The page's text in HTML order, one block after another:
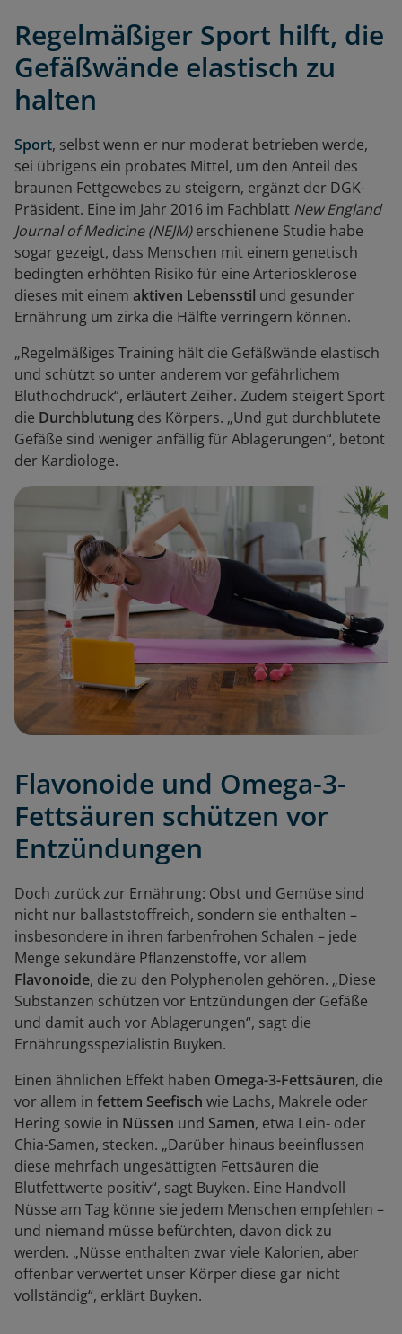
Regelmäßiger Sport hilft, die
Gefäßwände elastisch zu
halten
Sport, selbst wenn er nur moderat betrieben werde,
sei übrigens ein probates Mittel, um den Anteil des
braunen Fettgewebes zu steigern, ergänzt der DGK-
Präsident. Eine im Jahr 2016 im Fachblatt New England
Journal of Medicine (NEJM)erschienene Studie habe
sogar gezeigt, dass Menschen mit einem genetisch
bedingten erhöhten Risiko für eine Arteriosklerose
dieses mit einem aktiven Lebensstil und gesunder
Ernährung um zirka die Hälfte verringern können.
„Regelmäßiges Training hält die Gefäßwände elastisch
und schützt so unter anderem vor gefährlichem
Bluthochdruck“, erläutert Zeiher. Zudem steigert Sport
die Durchblutung des Körpers. „Und gut durchblutete
Gefäße sind weniger anfällig für Ablagerungen“, betont
der Kardiologe.
Flavonoide und Omega-3-
Fettsäuren schützen vor
Entzündungen
Doch zurück zur Ernährung: Obst und Gemüse sind
nicht nur ballaststoffreich, sondern sie enthalten –
insbesondere in ihren farbenfrohen Schalen – jede
Menge sekundäre Pflanzenstoffe, vor allem
Flavonoide, die zu den Polyphenolen gehören. „Diese
Substanzen schützen vor Entzündungen der Gefäße
und damit auch vor Ablagerungen“, sagt die
Ernährungsspezialistin Buyken.
Einen ähnlichen Effekt haben Omega-3-Fettsäuren, die
vor allem in fettem Seefisch wie Lachs, Makrele oder
Hering sowie in Nüssen und Samen, etwa Lein- oder
Chia-Samen, stecken. „Darüber hinaus beeinflussen
diese mehrfach ungesättigten Fettsäuren die
Blutfettwerte positiv“, sagt Buyken. Eine Handvoll
Nüsse am Tag könne sie jedem Menschen empfehlen –
und niemand müsse befürchten, davon dick zu
werden. „Nüsse enthalten zwar viele Kalorien, aber
offenbar verwertet unser Körper diese gar nicht
vollständig“, erklärt Buyken.